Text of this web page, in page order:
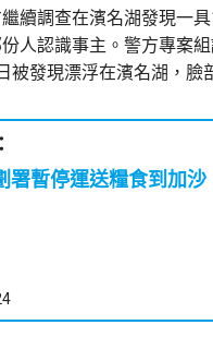
續調查在濱名湖發現一
人認識事主。警方專案
被發現漂浮在濱名湖，臉
署暫停運送糧食到加沙